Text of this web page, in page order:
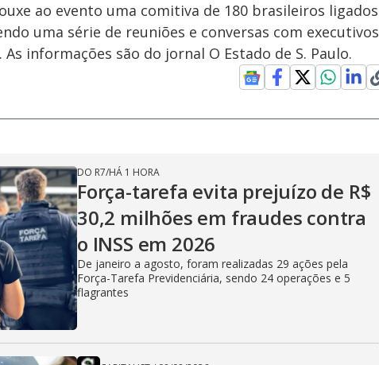
ao evento uma comitiva de 180 brasileiros ligados
uma série de reuniões e conversas com executivos
informações são do jornal O Estado de S. Paulo.
DO R7/HÁ 1 HORA
Força-tarefa evita prejuízo de R$
30,2 milhões em fraudes contra
o INSS em 2026
De janeiro a agosto, foram realizadas 29 ações pela
Força-Tarefa Previdenciária, sendo 24 operações e 5
flagrantes